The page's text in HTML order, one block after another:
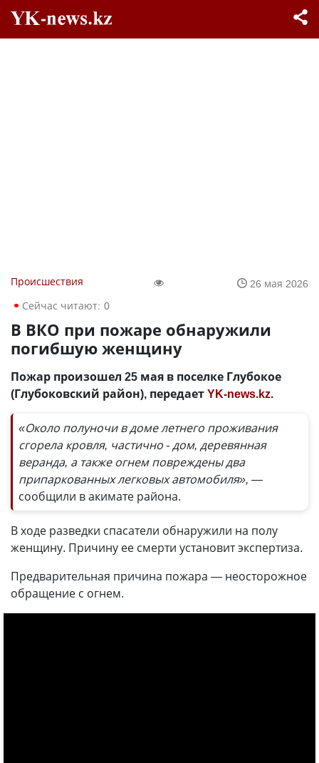
Происшествия
26 мая 2026
Сейчас читают: 0
В ВКО при пожаре обнаружили
погибшую женщину
Пожар произошел 25 мая в поселке Глубокое
(Глубоковский район), передаетYK-news.kz.
«Около полуночи в доме летнего проживания
сгорела кровля, частично - дом, деревянная
веранда, а также огнем повреждены два
припаркованных легковых автомобиля», —
сообщили в акимате района.
В ходе разведки спасатели обнаружили на полу
женщину. Причину ее смерти установит экспертиза.
Предварительная причина пожара — неосторожное
обращение с огнем.